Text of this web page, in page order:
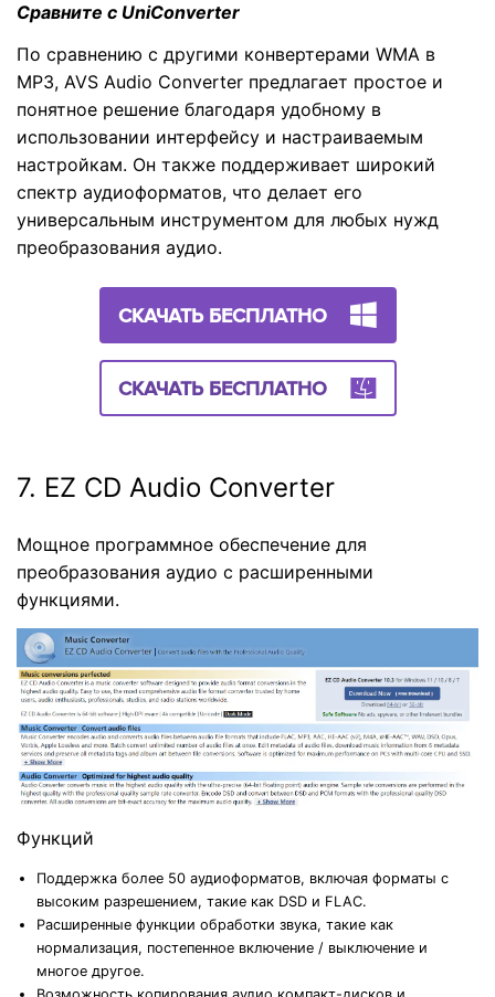
Сравните с UniConverter
По сравнению с другими конвертерами WMA в
MP3, AVS Audio Converter предлагает простое и
понятное решение благодаря удобному в
использовании интерфейсу и настраиваемым
настройкам. Он также поддерживает широкий
спектр аудиоформатов, что делает его
универсальным инструментом для любых нужд
преобразования аудио.
СКАЧАТЬ БЕСПЛАТНО
СКАЧАТЬ БЕСПЛАТНО
7. EZ CD Audio Converter
Мощное программное обеспечение для
преобразования аудио с расширенными
функциями.
Функций
Поддержка более 50 аудиоформатов, включая форматы с
высоким разрешением, такие как DSD и FLAC.
Расширенные функции обработки звука, такие как
нормализация, постепенное включение / выключение и
многое другое.